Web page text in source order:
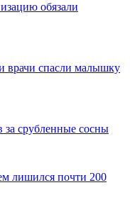
обязали
врачи спасли малышку
за срубленные сосны
лишился почти 200